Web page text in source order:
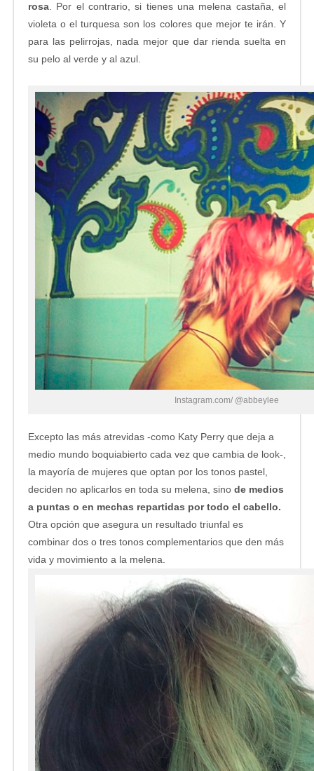
rosa. Por el contrario, si tienes una melena castaña, el
violeta o el turquesa son los colores que mejor te irán. Y
para las pelirrojas, nada mejor que dar rienda suelta en
su pelo al verde y al azul.
Instagram.com/ @abbeylee
Excepto las más atrevidas -como Katy Perry que deja a
medio mundo boquiabierto cada vez que cambia de look-,
la mayoría de mujeres que optan por los tonos pastel,
deciden no aplicarlos en toda su melena, sino de medios
a puntas o en mechas repartidas por todo el cabello.
Otra opción que asegura un resultado triunfal es
combinar dos o tres tonos complementarios que den más
vida y movimiento a la melena.